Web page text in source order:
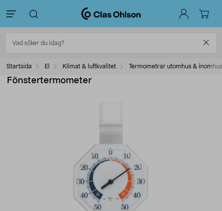
Startsida El Klimat & luftkvalitet Termometrar utomhus & inomhus
Fönstertermometer